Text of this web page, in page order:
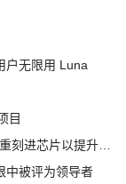
户无限用 Luna
目
中被评为领导者